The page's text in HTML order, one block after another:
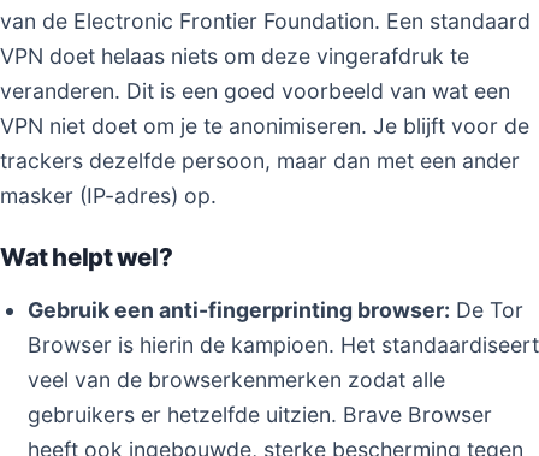
van de Electronic Frontier Foundation. Een standaard
VPN doet helaas niets om deze vingerafdruk te
veranderen. Dit is een goed voorbeeld van wat een
VPN niet doet om je te anonimiseren. Je blijft voor de
trackers dezelfde persoon, maar dan met een ander
masker (IP-adres) op.
Wat helpt wel?
Gebruik een anti-fingerprinting browser: De Tor
Browser is hierin de kampioen. Het standaardiseert
veel van de browserkenmerken zodat alle
gebruikers er hetzelfde uitzien. Brave Browser
heeft ook ingebouwde, sterke bescherming tegen